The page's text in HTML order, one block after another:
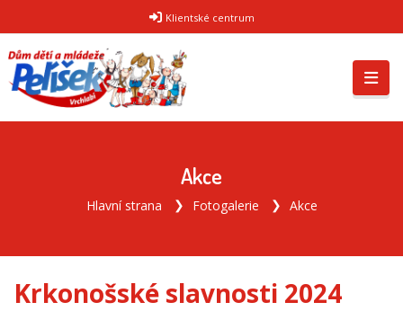
Klientské centrum
Akce
Hlavní strana Fotogalerie Akce
Krkonošské slavnosti 2024